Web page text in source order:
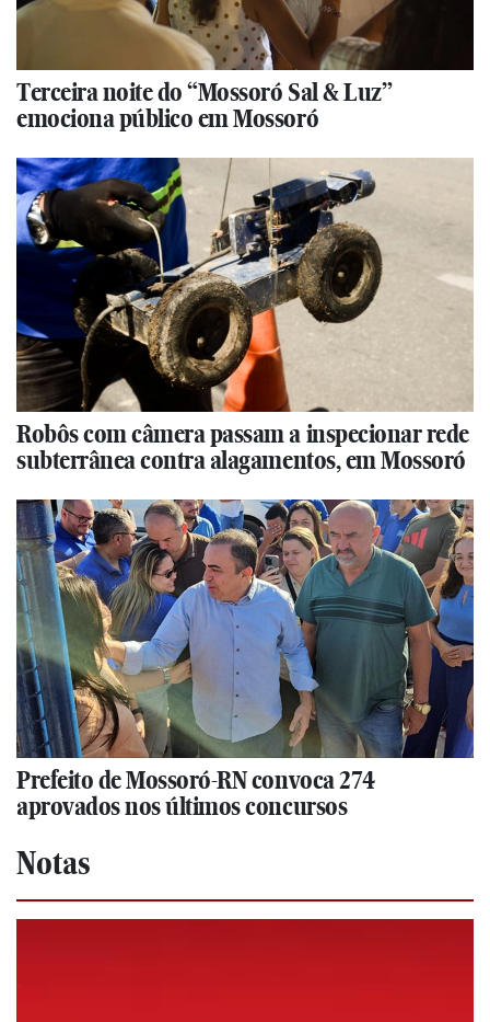
Terceira noite do “Mossoró Sal & Luz”
emociona público em Mossoró
Robôs com câmera passam a inspecionar rede
subterrânea contra alagamentos, em Mossoró
Prefeito de Mossoró-RN convoca 274
aprovados nos últimos concursos
Notas